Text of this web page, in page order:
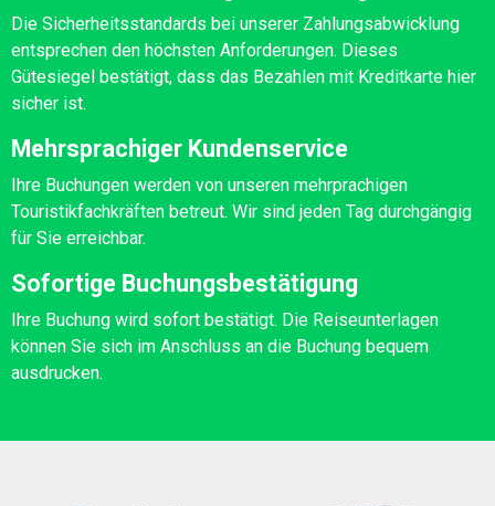
Die Sicherheitsstandards bei unserer Zahlungsabwicklung
entsprechen den höchsten Anforderungen. Dieses
Gütesiegel bestätigt, dass das Bezahlen mit Kreditkarte hier
sicher ist.
Mehrsprachiger Kundenservice
Ihre Buchungen werden von unseren mehrprachigen
Touristikfachkräften betreut. Wir sind jeden Tag durchgängig
für Sie erreichbar.
Sofortige Buchungsbestätigung
Ihre Buchung wird sofort bestätigt. Die Reiseunterlagen
können Sie sich im Anschluss an die Buchung bequem
ausdrucken.